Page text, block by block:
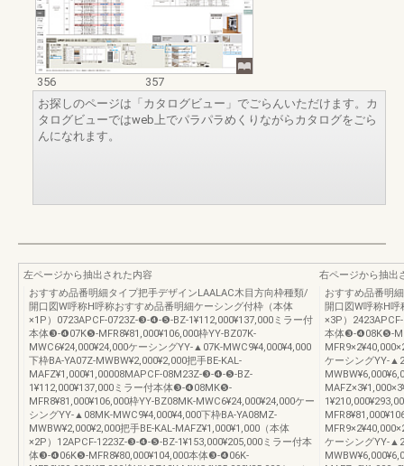
356
357
お探しのページは「カタログビュー」でごらんいただけます。カ
タログビューではweb上でパラパラめくりながらカタログをごら
んになれます。
左ページから抽出された内容
おすすめ品番明細タイプ把手デザインLAALAC木目方向枠種類/
開口図W呼称H呼称おすすめ品番明細ケーシング付枠（本体
×1P）0723APCF-0723Z-❸-❹-❺-BZ-1¥112,000¥137,000ミラー付
本体❸-❹07K❺-MFR8¥81,000¥106,000枠YY-BZ07K-
MWC6¥24,000¥24,000ケーシングYY-▲07K-MWC9¥4,000¥4,000
下枠BA-YA07Z-MWBW¥2,000¥2,000把手BE-KAL-
MAFZ¥1,000¥1,00008MAPCF-08M23Z-❸-❹-❺-BZ-
1¥112,000¥137,000ミラー付本体❸-❹08MK❺-
MFR8¥81,000¥106,000枠YY-BZ08MK-MWC6¥24,000¥24,000ケー
シングYY-▲08MK-MWC9¥4,000¥4,000下枠BA-YA08MZ-
MWBW¥2,000¥2,000把手BE-KAL-MAFZ¥1,000¥1,000（本体
×2P）12APCF-1223Z-❸-❹-❺-BZ-1¥153,000¥205,000ミラー付本
体❸-❹06K❺-MFR8¥80,000¥104,000本体❸-❹06K-
右ページから抽出
おすすめ品番明
開口図W呼称H
×3P）
本体❸-❹08K❺-
ケーシングYY-
ケーシングYY-